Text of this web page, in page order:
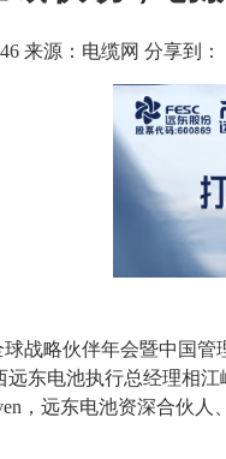
来源：电缆网 分享到：
球战略伙伴年会暨中国
东电池执行总经理相
，远东电池资深合伙